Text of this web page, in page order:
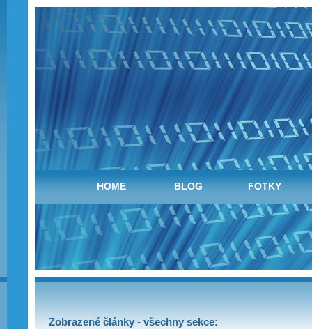
HOME BLOG FOTKY
Zobrazené články - všechny sekce: